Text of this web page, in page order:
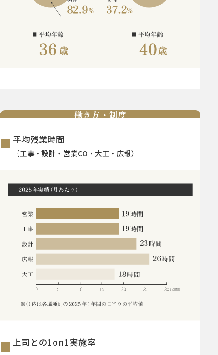
働き方・制度
平均残業時間
（工事・設計・営業CO・大工・広報）
上司との1on1実施率